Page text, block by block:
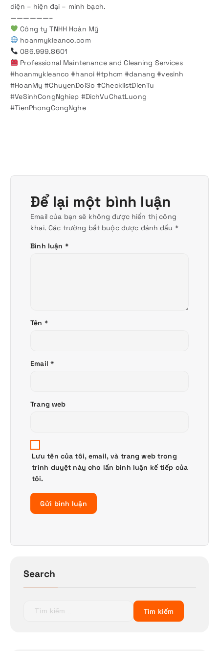
diện – hiện đại – minh bạch.
——————–
Công ty TNHH Hoàn Mỹ
hoanmykleanco.com
086.999.8601
Professional Maintenance and Cleaning Services
#hoanmykleanco #hanoi #tphcm #danang #vesinh
#HoanMy #ChuyenDoiSo #ChecklistDienTu
#VeSinhCongNghiep #DichVuChatLuong
#TienPhongCongNghe
Để lại một bình luận
Email của bạn sẽ không được hiển thị công
khai. Các trường bắt buộc được đánh dấu *
Bình luận *
Tên *
Email *
Trang web
Lưu tên của tôi, email, và trang web trong
trình duyệt này cho lần bình luận kế tiếp của
tôi.
Search